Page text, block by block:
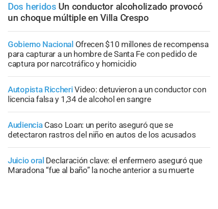
Dos heridos Un conductor alcoholizado provocó
un choque múltiple en Villa Crespo
Gobierno Nacional Ofrecen $10 millones de recompensa
para capturar a un hombre de Santa Fe con pedido de
captura por narcotráfico y homicidio
Autopista RiccheriVideo: detuvieron a un conductor con
licencia falsa y 1,34 de alcohol en sangre
Audiencia Caso Loan: un perito aseguró que se
detectaron rastros del niño en autos de los acusados
Juicio oral Declaración clave: el enfermero aseguró que
Maradona “fue al baño” la noche anterior a su muerte